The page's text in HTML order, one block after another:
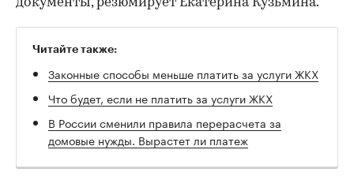
Читайте также:
Законные способы меньше платить за услуги ЖКХ
Что будет, если не платить за услуги ЖКХ
В России сменили правила перерасчета за
домовые нужды. Вырастет ли платеж